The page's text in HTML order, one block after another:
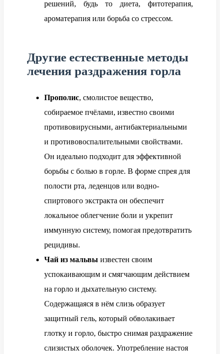
решений, будь то диета, фитотерапия,
ароматерапия или борьба со стрессом.
Другие естественные методы
лечения раздражения горла
Прополис, смолистое вещество,
собираемое пчёлами, известно своими
противовирусными, антибактериальными
и противовоспалительными свойствами.
Он идеально подходит для эффективной
борьбы с болью в горле. В форме спрея для
полости рта, леденцов или водно-
спиртового экстракта он обеспечит
локальное облегчение боли и укрепит
иммунную систему, помогая предотвратить
рецидивы.
Чай из мальвы известен своим
успокаивающим и смягчающим действием
на горло и дыхательную систему.
Содержащаяся в нём слизь образует
защитный гель, который обволакивает
глотку и горло, быстро снимая раздражение
слизистых оболочек. Употребление настоя